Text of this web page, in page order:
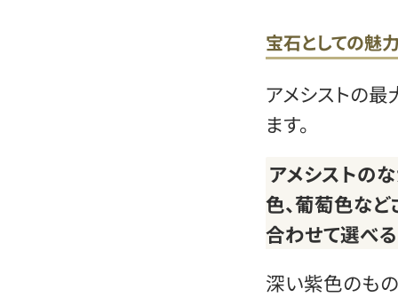
宝石としての魅
アメシストの
ます。
アメシストの
色、葡萄色な
合わせて選べ
深い紫色のも